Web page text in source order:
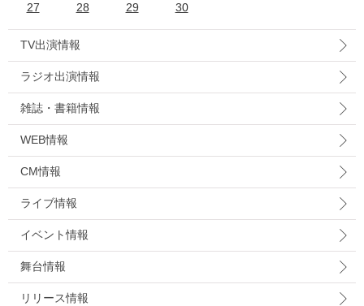
27 28 29 30
TV出演情報
ラジオ出演情報
雑誌・書籍情報
WEB情報
CM情報
ライブ情報
イベント情報
舞台情報
リリース情報